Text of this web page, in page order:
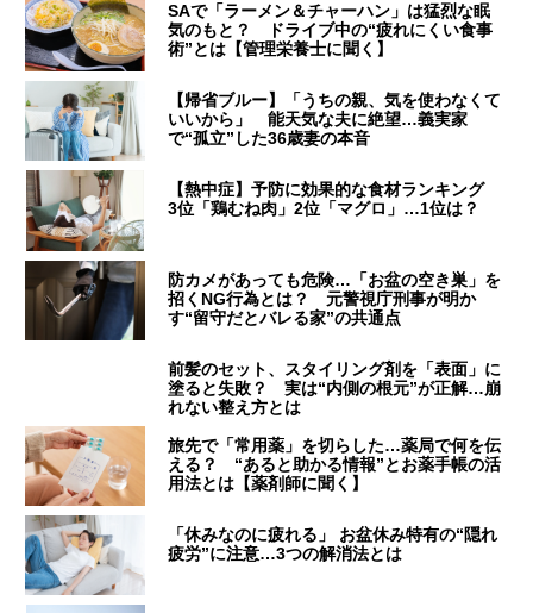
SAで「ラーメン＆チャーハン」は猛烈な眠
気のもと？ ドライブ中の“疲れにくい食事
術”とは【管理栄養士に聞く】
【帰省ブルー】「うちの親、気を使わなくて
いいから」 能天気な夫に絶望…義実家
で“孤立”した36歳妻の本音
【熱中症】予防に効果的な食材ランキング
3位「鶏むね肉」2位「マグロ」…1位は？
防カメがあっても危険…「お盆の空き巣」を
招くNG行為とは？ 元警視庁刑事が明か
す“留守だとバレる家”の共通点
前髪のセット、スタイリング剤を「表面」に
塗ると失敗？ 実は“内側の根元”が正解…崩
れない整え方とは
旅先で「常用薬」を切らした…薬局で何を伝
える？ “あると助かる情報”とお薬手帳の活
用法とは【薬剤師に聞く】
「休みなのに疲れる」 お盆休み特有の“隠れ
疲労”に注意…3つの解消法とは